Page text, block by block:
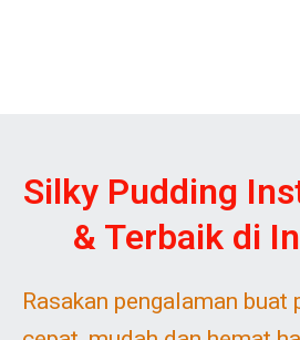
Silky Pudding
& Terbaik di
Rasakan pengalaman buat